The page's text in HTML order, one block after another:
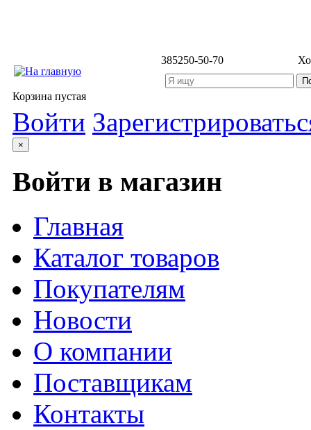
385250-50-70
Корзина пустая
Войти
×
Войти в магазин
Главная
Каталог товаров
Покупателям
Новости
О компании
Поставщикам
Контакты